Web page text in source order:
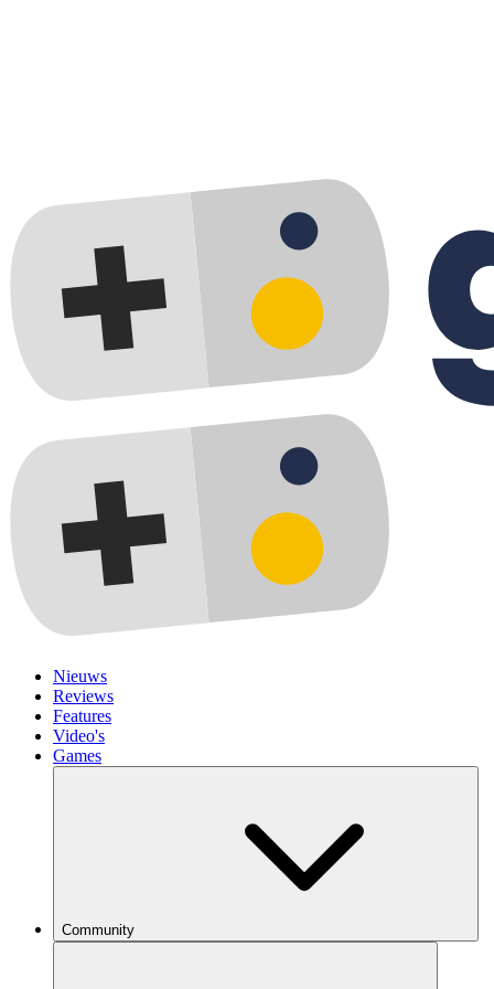
Nieuws
Reviews
Features
Video's
Games
Community